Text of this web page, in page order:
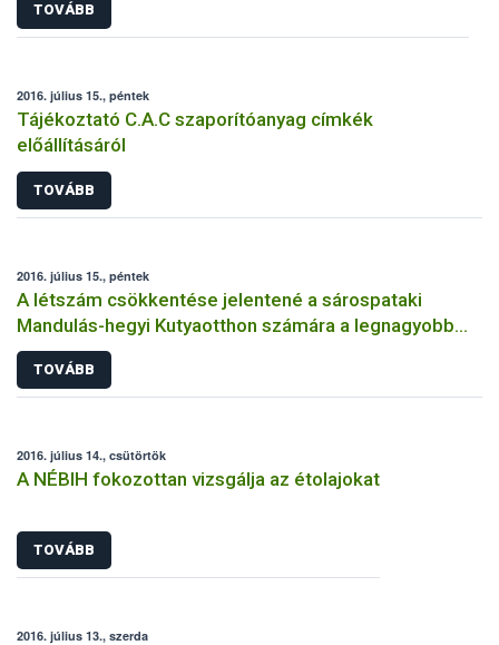
TOVÁBB
2016. július 15., péntek
Tájékoztató C.A.C szaporítóanyag címkék
előállításáról
TOVÁBB
2016. július 15., péntek
A létszám csökkentése jelentené a sárospataki
Mandulás-hegyi Kutyaotthon számára a legnagyobb
segítséget
TOVÁBB
2016. július 14., csütörtök
A NÉBIH fokozottan vizsgálja az étolajokat
TOVÁBB
2016. július 13., szerda